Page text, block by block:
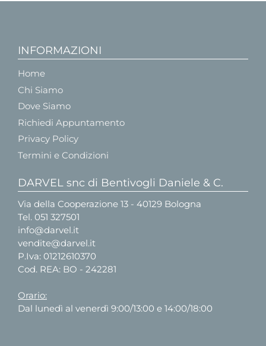
INFORMAZIONI
Home
Chi Siamo
Dove Siamo
Richiedi Appuntamento
Privacy Policy
Termini e Condizioni
DARVEL snc di Bentivogli Daniele & C.
Via della Cooperazione 13 - 40129 Bologna
Tel. 051 327501
info@darvel.it
vendite@darvel.it
P.Iva: 01212610370
Cod. REA: BO - 242281
Orario:
Dal lunedì al venerdì 9:00/13:00 e 14:00/18:00